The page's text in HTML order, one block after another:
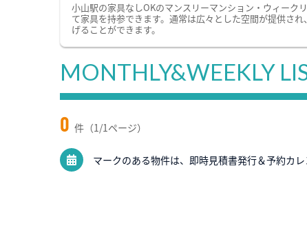
小山駅の家具なしOKのマンスリーマンション・ウィーク
て家具を持参できます。通常は広々とした空間が提供さ
げることができます。
MONTHLY&WEEKLY
0 件（1/1ページ）
マークのある物件は、即時見積書発行＆予約カ